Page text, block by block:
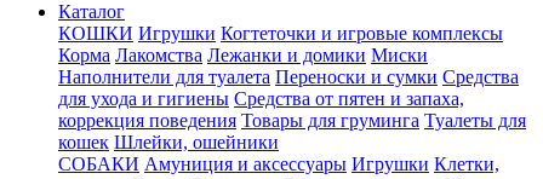
Каталог
КОШКИ Игрушки Когтеточки и игровые комплексы
Корма Лакомства Лежанки и домики Миски
Наполнители для туалета Переноски и сумки Средства
для ухода и гигиены Средства от пятен и запаха,
коррекция поведения Товары для груминга Туалеты для
кошек Шлейки, ошейники
СОБАКИ Амуниция и аксессуары Игрушки Клетки,